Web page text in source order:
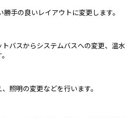
手の良いレイアウトに変更します。
バスからシステムバスへの変更、温水
照明の変更などを行います。